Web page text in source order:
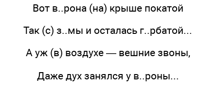
Вот в..рона (на) крыше покатой
Так (с) з..мы и осталась г..рбатой...
А уж (в) воздухе — вешние звоны,
Даже дух занялся у в..роны...